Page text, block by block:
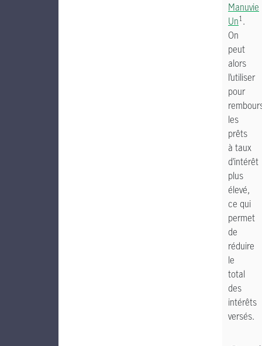
Manuvie
Un1 .
On
peut
alors
l’utiliser
pour
les
prêts
à taux
d’intérêt
plus
élevé,
ce qui
permet
de
réduire
le
total
des
intérêts
versés.